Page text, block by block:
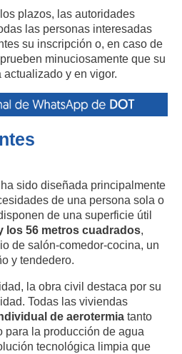
plazos, las autoridades
las personas interesadas
su inscripción o, en caso de
minuciosamente que su
y en vigor.
sido diseñada principalmente
de una persona sola o
de una superficie útil
los 56 metros cuadrados,
de salón-comedor-cocina, un
y tendedero.
la obra civil destaca por su
Todas las viviendas
de aerotermia tanto
para la producción de agua
tecnológica limpia que